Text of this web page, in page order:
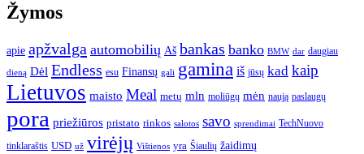
Žymos
apie apžvalga automobilių Aš bankas banko BMW dar daugiau
dieną Dėl Endless esu Finansų gali gamina iš jūsų kad kaip
Lietuvos maisto Meal metų mln moliūgų mėn naują paslaugų
pora priežiūros pristato rinkos salotos savo sprendimai TechNuovo
tinklaraštis USD už virėjų Vištienos yra Šiaulių žaidimų